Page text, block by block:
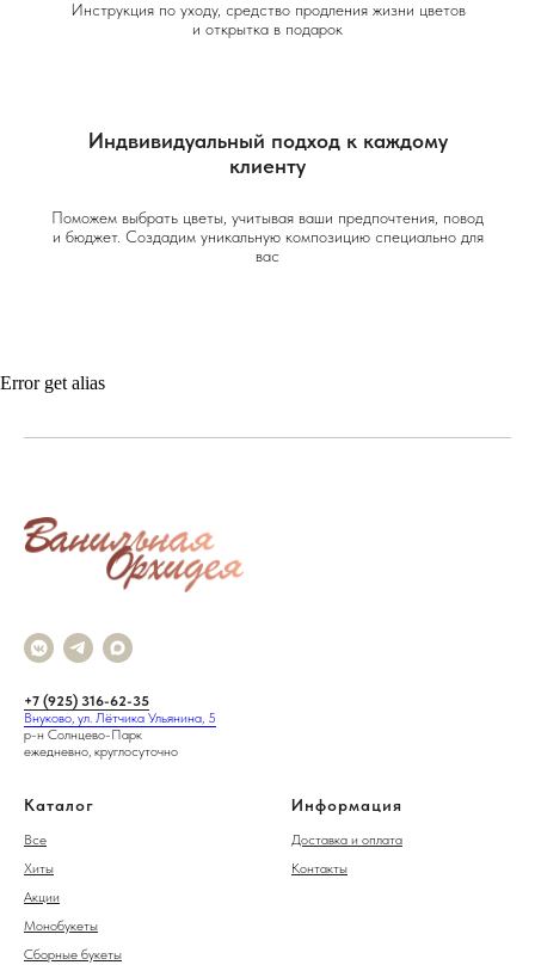
Инструкция по уходу, средство продления жизни цветов
и открытка в подарок
Индвивидуальный подход к каждому
клиенту
Поможем выбрать цветы, учитывая ваши предпочтения, повод
и бюджет. Создадим уникальную композицию специально для
вас
Error get alias
+7 (925) 316-62-35
Внуково, ул. Лётчика Ульянина, 5
р-н Солнцево-Парк
ежедневно, круглосуточно
Каталог
Все
Хиты
Акции
Монобукеты
Сборные букеты
Информация
Доставка и оплата
Контакты